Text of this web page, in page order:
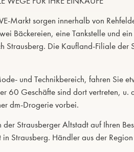
Markt sorgen innerhalb von
Bäckereien, eine Tankstelle und
Strausberg. Die Kaufland-Filiale der
und Technikbereich, fahren Sie
60 Geschäfte sind dort vertreten,
dm-Drogerie vorbei.
Strausberger Altstadt auf Ihren
in Strausberg. Händler aus der